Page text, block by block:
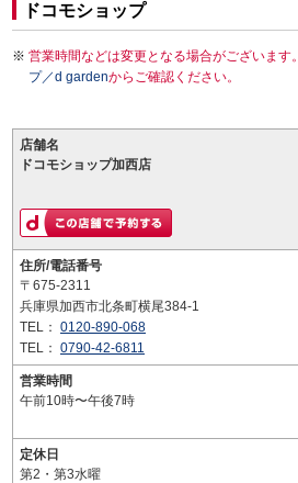
ドコモショップ
営業時間などは変更となる場合がございます
プ／d gardenからご確認ください。
店舗名
ドコモショップ加西店
住所/電話番号
〒675-2311
兵庫県加西市北条町横尾384-1
TEL： 0120-890-068
TEL： 0790-42-6811
営業時間
午前10時〜午後7時
定休日
第2・第3水曜